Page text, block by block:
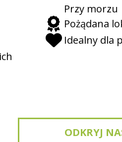
Przy morzu
Pożądana
Idealny dla
ODKRYJ